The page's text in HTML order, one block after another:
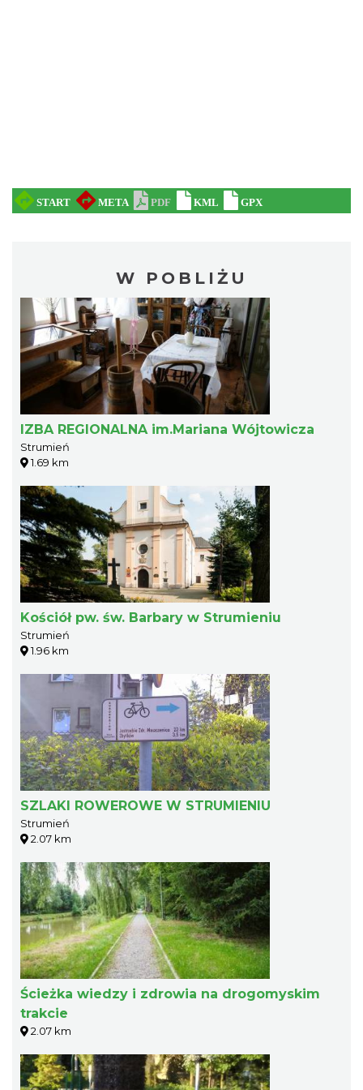
W POBLIŻU
IZBA REGIONALNA im.Mariana Wójtowicza
Strumień
1.69 km
Kościół pw. św. Barbary w Strumieniu
Strumień
1.96 km
SZLAKI ROWEROWE W STRUMIENIU
Strumień
2.07 km
Ścieżka wiedzy i zdrowia na drogomyskim
trakcie
2.07 km